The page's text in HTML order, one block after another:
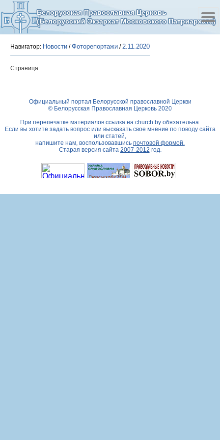
Белорусская Православная Церковь
(Белорусский Экзархат Московского Патриархата)
Навигатор: Новости /Фоторепортажи /2.11.2020
Страница:
Официальный портал Белорусской православной Церкви
© Белорусская Православная Церковь 2020
При перепечатке материалов ссылка на church.byобязательна.
Если вы хотите задать вопрос или высказать свое мнение по поводу сайта
или статей,
напишите нам, воспользовавшись почтовой формой.
Старая версия сайта 2007-2012 год.